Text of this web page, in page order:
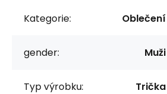
Kategorie: Oblečení
gender: Muži
Typ výrobku: Trička